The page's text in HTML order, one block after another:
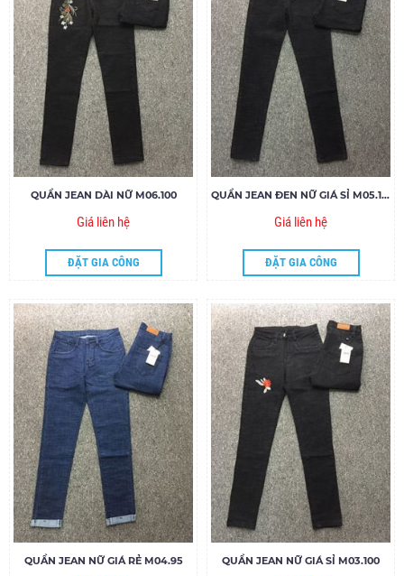
QUẦN JEAN DÀI NỮ M06.100
Giá liên hệ
ĐẶT GIA CÔNG
QUẦN JEAN ĐEN NỮ GIÁ SỈ M05.100
Giá liên hệ
ĐẶT GIA CÔNG
QUẦN JEAN NỮ GIÁ RẺ M04.95 QUẦN JEAN NỮ GIÁ SỈ M03.100